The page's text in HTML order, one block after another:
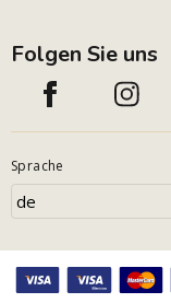
Folgen Sie uns
Sprache